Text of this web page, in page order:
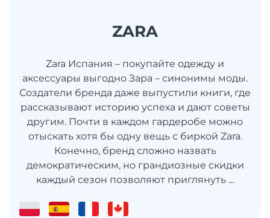
ZARA
Zara Испания – покупайте одежду и
аксессуары выгодно Зара – синонимы моды.
Создатели бренда даже выпустили книги, где
рассказывают историю успеха и дают советы
другим. Почти в каждом гардеробе можно
отыскать хотя бы одну вещь с биркой Zara.
Конечно, бренд сложно назвать
демократическим, но грандиозные скидки
каждый сезон позволяют приглянуть ...